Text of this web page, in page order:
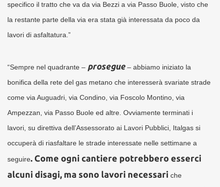
specifico il tratto che va da via Bezzi a via Passo Buole, visto che
la restante parte della via era stata già interessata da poco da
lavori di asfaltatura.”
“Sempre nel quadrante – prosegue – abbiamo iniziato la
bonifica della rete del gas metano che interesserà svariate strade
come via Auguadri, via Condino, via Foscolo Montino, via
Ampezzan, via Passo Buole ed altre. Ovviamente terminati i
lavori, su direttiva dell’Assessorato ai Lavori Pubblici, Italgas si
occuperà di riasfaltare le strade interessate nelle settimane a
seguire. Come ogni cantiere potrebbero esserci
alcuni disagi, ma sono lavori necessari che